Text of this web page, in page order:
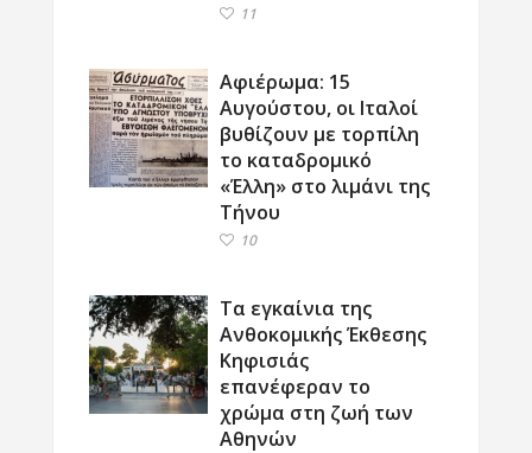
11
Αφιέρωμα: 15
Αυγούστου, οι Ιταλοί
βυθίζουν με τορπίλη
το καταδρομικό
«Έλλη» στο λιμάνι της
Τήνου
10
Τα εγκαίνια της
Ανθοκομικής Έκθεσης
Κηφισιάς
επανέφεραν το
χρώμα στη ζωή των
Αθηνών